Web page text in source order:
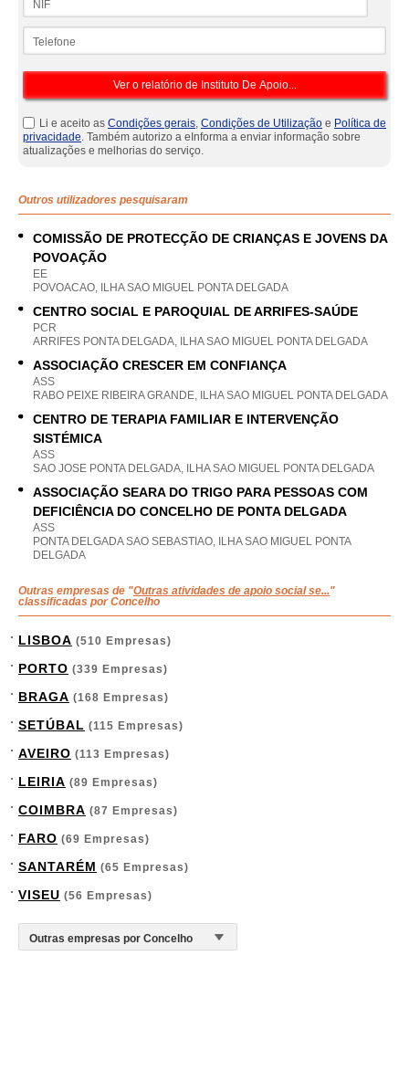
Li e aceito as Condições gerais, Condições de Utilização e Política de
privacidade. Também autorizo a eInforma a enviar informação sobre
atualizações e melhorias do serviço.
Outros utilizadores pesquisaram
COMISSÃO DE PROTECÇÃO DE CRIANÇAS E JOVENS DA
POVOAÇÃO
EE
POVOACAO, ILHA SAO MIGUEL PONTA DELGADA
CENTRO SOCIAL E PAROQUIAL DE ARRIFES-SAÚDE
PCR
ARRIFES PONTA DELGADA, ILHA SAO MIGUEL PONTA DELGADA
ASSOCIAÇÃO CRESCER EM CONFIANÇA
ASS
RABO PEIXE RIBEIRA GRANDE, ILHA SAO MIGUEL PONTA DELGADA
CENTRO DE TERAPIA FAMILIAR E INTERVENÇÃO
SISTÉMICA
ASS
SAO JOSE PONTA DELGADA, ILHA SAO MIGUEL PONTA DELGADA
ASSOCIAÇÃO SEARA DO TRIGO PARA PESSOAS COM
DEFICIÊNCIA DO CONCELHO DE PONTA DELGADA
ASS
PONTA DELGADA SAO SEBASTIAO, ILHA SAO MIGUEL PONTA
DELGADA
Outras empresas de "Outras atividades de apoio social se..."
classificadas por Concelho
LISBOA (510 Empresas)
PORTO (339 Empresas)
BRAGA (168 Empresas)
SETÚBAL (115 Empresas)
AVEIRO (113 Empresas)
LEIRIA (89 Empresas)
COIMBRA (87 Empresas)
FARO (69 Empresas)
SANTARÉM (65 Empresas)
VISEU (56 Empresas)